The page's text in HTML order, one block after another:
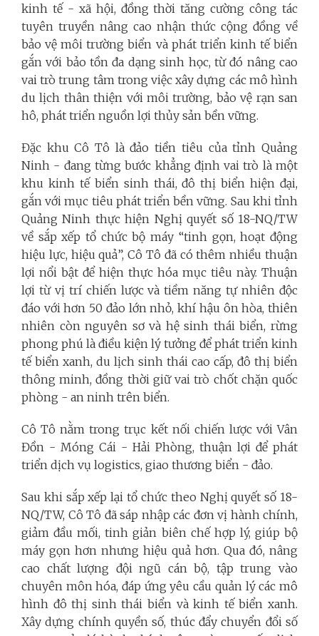
kinh tế - xã hội, đồng thời tăng cường công tác
tuyên truyền nâng cao nhận thức cộng đồng về
bảo vệ môi trường biển và phát triển kinh tế biển
gắn với bảo tồn đa dạng sinh học, từ đó nâng cao
vai trò trung tâm trong việc xây dựng các mô hình
du lịch thân thiện với môi trường, bảo vệ rạn san
hô, phát triển nguồn lợi thủy sản bền vững.
Đặc khu Cô Tô là đảo tiền tiêu của tỉnh Quảng
Ninh - đang từng bước khẳng định vai trò là một
khu kinh tế biển sinh thái, đô thị biển hiện đại,
gắn với mục tiêu phát triển bền vững. Sau khi tỉnh
Quảng Ninh thực hiện Nghị quyết số 18-NQ/TW
về sắp xếp tổ chức bộ máy “tinh gọn, hoạt động
hiệu lực, hiệu quả”, Cô Tô đã có thêm nhiều thuận
lợi nổi bật để hiện thực hóa mục tiêu này. Thuận
lợi từ vị trí chiến lược và tiềm năng tự nhiên độc
đáo với hơn 50 đảo lớn nhỏ, khí hậu ôn hòa, thiên
nhiên còn nguyên sơ và hệ sinh thái biển, rừng
phong phú là điều kiện lý tưởng để phát triển kinh
tế biển xanh, du lịch sinh thái cao cấp, đô thị biển
thông minh, đồng thời giữ vai trò chốt chặn quốc
phòng - an ninh trên biển.
Cô Tô nằm trong trục kết nối chiến lược với Vân
Đồn - Móng Cái - Hải Phòng, thuận lợi để phát
triển dịch vụ logistics, giao thương biển - đảo.
Sau khi sắp xếp lại tổ chức theo Nghị quyết số 18-
NQ/TW, Cô Tô đã sáp nhập các đơn vị hành chính,
giảm đầu mối, tinh giản biên chế hợp lý, giúp bộ
máy gọn hơn nhưng hiệu quả hơn. Qua đó, nâng
cao chất lượng đội ngũ cán bộ, tập trung vào
chuyên môn hóa, đáp ứng yêu cầu quản lý các mô
hình đô thị sinh thái biển và kinh tế biển xanh.
Xây dựng chính quyền số, thúc đẩy chuyển đổi số